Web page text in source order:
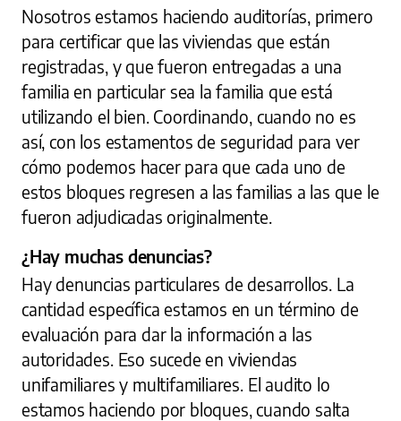
Nosotros estamos haciendo auditorías, primero
para certificar que las viviendas que están
registradas, y que fueron entregadas a una
familia en particular sea la familia que está
utilizando el bien. Coordinando, cuando no es
así, con los estamentos de seguridad para ver
cómo podemos hacer para que cada uno de
estos bloques regresen a las familias a las que le
fueron adjudicadas originalmente.
¿Hay muchas denuncias?
Hay denuncias particulares de desarrollos. La
cantidad específica estamos en un término de
evaluación para dar la información a las
autoridades. Eso sucede en viviendas
unifamiliares y multifamiliares. El audito lo
estamos haciendo por bloques, cuando salta